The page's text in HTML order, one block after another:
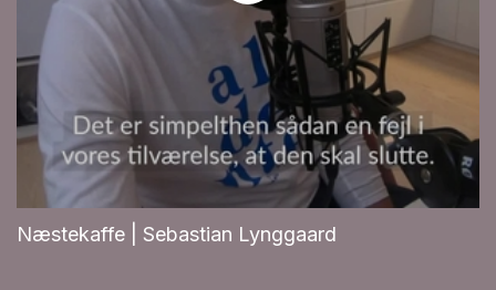
Næstekaffe | Sebastian Lynggaard